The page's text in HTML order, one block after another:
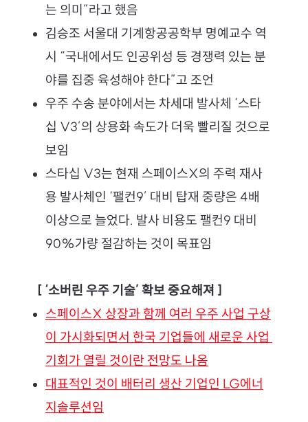
는 의미”라고 했음
김승조 서울대 기계항공공학부 명예교수 역
시 “국내에서도 인공위성 등 경쟁력 있는 분
야를 집중 육성해야 한다”고 조언
우주 수송 분야에서는 차세대 발사체 ‘스타
십 V3’의 상용화 속도가 더욱 빨리질 것으로
보임
스타십 V3는 현재 스페이스X의 주력 재사
용 발사체인 ‘팰컨9’ 대비 탑재 중량은 4배
이상으로 늘었다. 발사 비용도 팰컨9 대비
90%가량 절감하는 것이 목표임
[ ‘소버린 우주 기술’ 확보 중요해져 ]
스페이스X 상장과 함께 여러 우주 사업 구상
이 가시화되면서 한국 기업들에 새로운 사업
기회가 열릴 것이란 전망도 나옴
대표적인 것이 배터리 생산 기업인 LG에너
지솔루션임